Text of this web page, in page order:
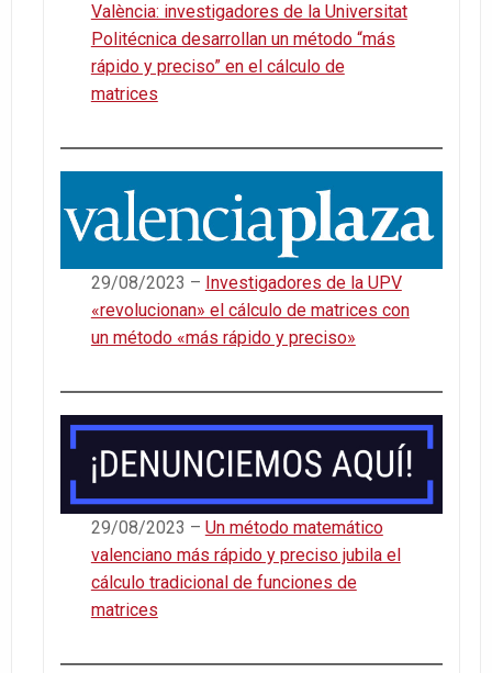
València: investigadores de la Universitat
Politécnica desarrollan un método “más
rápido y preciso” en el cálculo de
matrices
29/08/2023 – Investigadores de la UPV
«revolucionan» el cálculo de matrices con
un método «más rápido y preciso»
29/08/2023 – Un método matemático
valenciano más rápido y preciso jubila el
cálculo tradicional de funciones de
matrices